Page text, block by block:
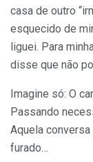
casa de outro
esquecido de
liguei. Para
disse que não
Imagine só: O
Passando
Aquela conversa
furado…